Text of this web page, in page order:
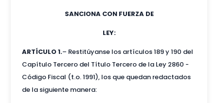
SANCIONA CON FUERZA DE
LEY:
ARTÍCULO 1.– Restitúyanse los artículos 189 y 190 del
Capítulo Tercero del Título Tercero de la Ley 2860 -
Código Fiscal (t.o. 1991), los que quedan redactados
de la siguiente manera: